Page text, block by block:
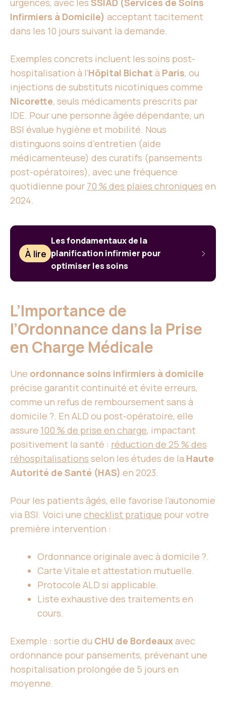
urgences, avec les SSIAD (Services de Soins
Infirmiers à Domicile) acceptant tacitement
dans les 10 jours suivant la demande.
Exemples concrets incluent les soins post-
hospitalisation à l’Hôpital Bichat à Paris, ou
injections de substituts nicotiniques comme
Nicorette, seuls médicaments prescrits par
IDE. Pour une personne âgée dépendante, un
BSI évalue hygiène et mobilité. Nous
distinguons soins d’entretien (aide
médicamenteuse) des curatifs (pansements
post-opératoires), avec une fréquence
quotidienne pour 70 % des plaies chroniques en
2024.
À lire
Les fondamentaux de la
planification infirmier pour
optimiser les soins
L’Importance de
l’Ordonnance dans la Prise
en Charge Médicale
Une ordonnance soins infirmiers à domicile
précise garantit continuité et évite erreurs,
comme un refus de remboursement sans à
domicile ?. En ALD ou post-opératoire, elle
assure 100 % de prise en charge, impactant
positivement la santé : réduction de 25 % des
réhospitalisations selon les études de la Haute
Autorité de Santé (HAS) en 2023.
Pour les patients âgés, elle favorise l’autonomie
via BSI. Voici une checklist pratique pour votre
première intervention :
Ordonnance originale avec à domicile ?.
Carte Vitale et attestation mutuelle.
Protocole ALD si applicable.
Liste exhaustive des traitements en
cours.
Exemple : sortie du CHU de Bordeauxavec
ordonnance pour pansements, prévenant une
hospitalisation prolongée de 5 jours en
moyenne.